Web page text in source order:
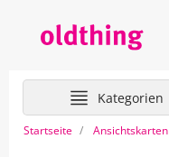
Kategorien
Startseite Ansichtskarten